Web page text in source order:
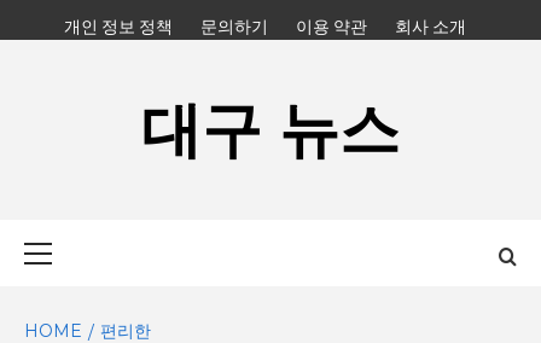
to
개인 정보 정책 문의하기 이용 약관 회사 소개
대구 뉴스
HOME 편리한